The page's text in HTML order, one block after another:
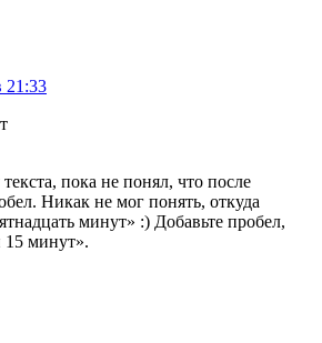
21:33
пока не понял, что после
Никак не мог понять, откуда
минут» :) Добавьте пробел,
15 минут».